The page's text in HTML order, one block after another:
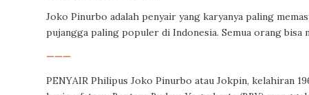
Joko Pinurbo adalah penyair yang karyanya paling
pujangga paling populer di Indonesia. Semua orang bisa
———
PENYAIR Philipus Joko Pinurbo atau Jokpin, kelahiran